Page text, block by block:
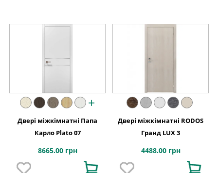
+
Двері міжкімнатні Папа
Карло Plato 07
8665.00 грн
Двері міжкімнатні RODOS
Гранд LUX 3
4488.00 грн